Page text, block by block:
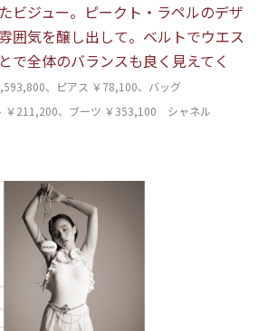
ビジュー。ピークト・ラペルのデザ
囲気を醸し出して。ベルトでウエス
で全体のバランスも良く見えてく
、ピアス ￥78,100、バッグ
￥211,200、ブーツ ￥353,100 シャネル